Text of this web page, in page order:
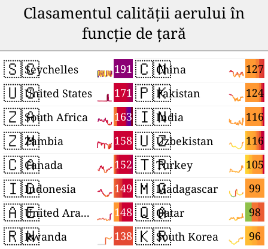
Clasamentul calității aerului în
funcție de țară
🇸🇨 191
Seychelles
🇺🇸 171
United States
🇿🇦 163
South Africa
🇿🇲 158
Zambia
🇨🇦 152
Canada
🇮🇩 149
Indonesia
🇦🇪 148
United Arab Emirates
🇷🇼 138
Rwanda
🇨🇳 127
China
🇵🇰 124
Pakistan
🇮🇳 116
India
🇺🇿 116
Uzbekistan
🇹🇷 105
Turkey
🇲🇬 99
Madagascar
🇶🇦 98
Qatar
🇰🇷 96
South Korea